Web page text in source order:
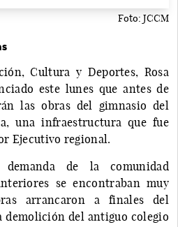
Foto: JCCM
Cultura y Deportes, Rosa
este lunes que antes de
las obras del gimnasio del
una infraestructura que fue
Ejecutivo regional.
demanda de la comunidad
se encontraban muy
arrancaron a finales del
demolición del antiguo colegio